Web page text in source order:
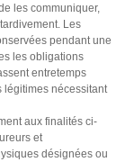
les communiquer,
Les
pendant une
les obligations
entretemps
légitimes nécessitant
aux finalités ci-
et
désignées ou